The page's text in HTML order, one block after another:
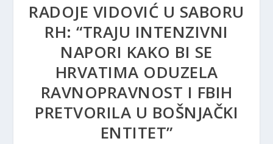
RADOJE VIDOVIĆ U SABORU
RH: “TRAJU INTENZIVNI
NAPORI KAKO BI SE
HRVATIMA ODUZELA
RAVNOPRAVNOST I FBIH
PRETVORILA U BOŠNJAČKI
ENTITET”